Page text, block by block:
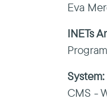
Eva
INETs
System:
CMS -